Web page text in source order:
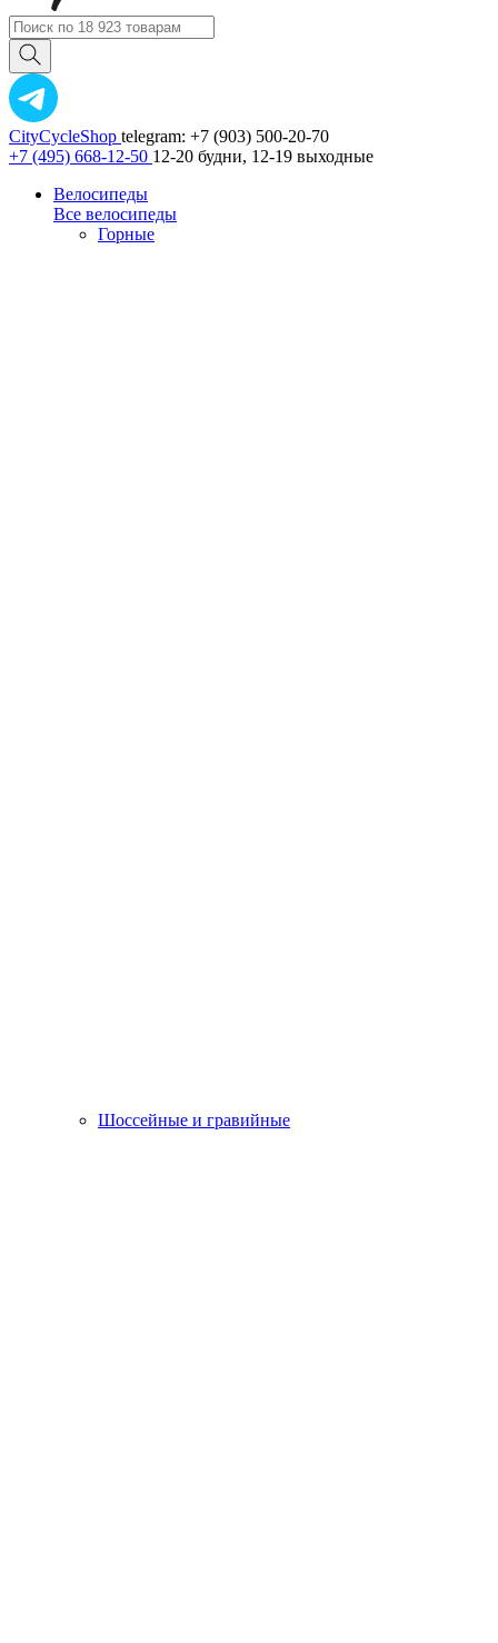
CityCycleShop telegram: +7 (903) 500-20-70
+7 (495) 668-12-50 12-20 будни, 12-19 выходные
Велосипеды
Все велосипеды
Горные
Шоссейные и гравийные